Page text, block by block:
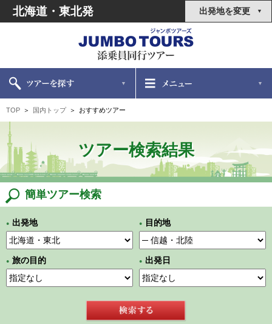
北海道・東北発 出発地を変更
TOP 国内トップ おすすめツアー
ツアー検索結果
簡単ツアー検索
● 出発地 ● 目的地
● 旅の目的 ● 出発日